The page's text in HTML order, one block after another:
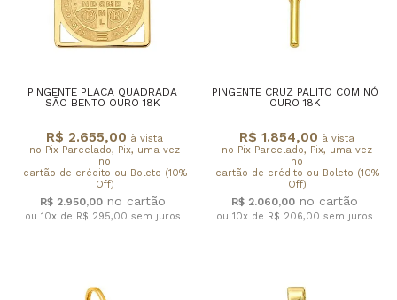
PINGENTE PLACA QUADRADA
SÃO BENTO OURO 18K
R$ 2.655,00 à vista
no Pix Parcelado, Pix, uma vez
no
cartão de crédito ou Boleto (10%
Off)
R$ 2.950,00
ou 10x de R$ 295,00 sem juros
PINGENTE CRUZ PALITO COM NÓ
OURO 18K
R$ 1.854,00 à vista
no Pix Parcelado, Pix, uma vez
no
cartão de crédito ou Boleto (10%
Off)
R$ 2.060,00
ou 10x de R$ 206,00 sem juros